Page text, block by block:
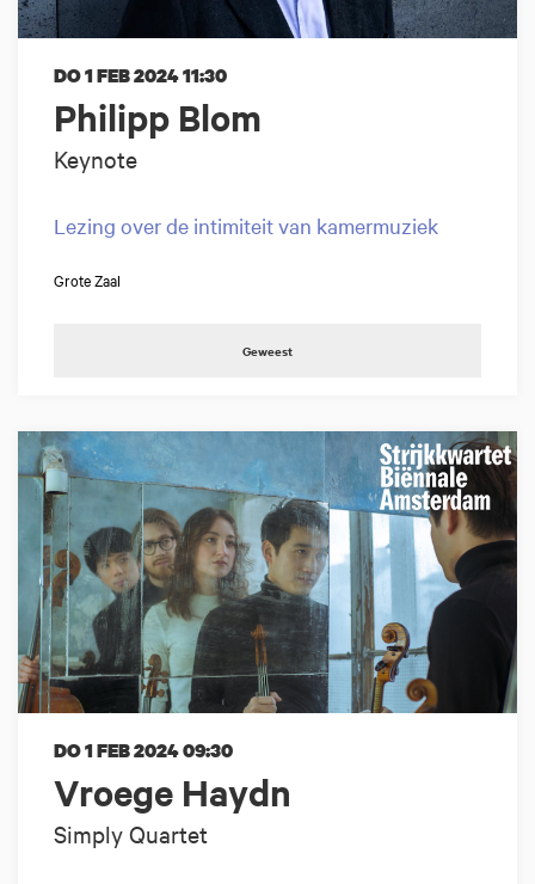
Philipp Blom
Keynote
DO 1 FEB 202411:30
Lezing over de intimiteit van kamermuziek
Grote Zaal
Geweest
Vroege Haydn
Simply Quartet
DO 1 FEB 202409:30